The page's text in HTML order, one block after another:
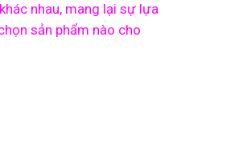
nhau, mang lại sự lựa
sản phẩm nào cho